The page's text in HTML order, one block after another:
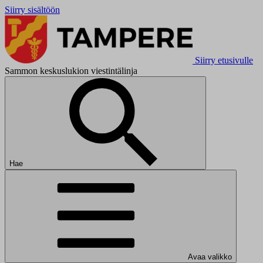
Siirry sisältöön
Siirry etusivulle
Sammon keskuslukion viestintälinja
Hae
Avaa valikko